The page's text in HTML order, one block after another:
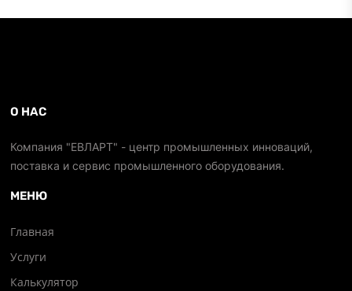
О НАС
Компания "ЕВЛАРТ" - центр промышленных инноваций,
поставка и сервис промышленного оборудования.
МЕНЮ
Главная
Услуги
Калькулятор